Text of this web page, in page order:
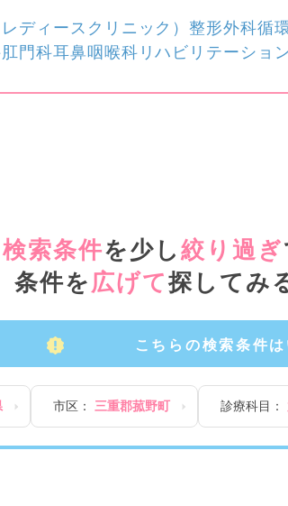
ディースクリニック）整形外科循
肛門科耳鼻咽喉科 リハビリテーショ
検索条件を少し 絞り過ぎ
条件を 広げて探してみ
こちらの検索条件
市区： 三重郡菰野町 診療科目：